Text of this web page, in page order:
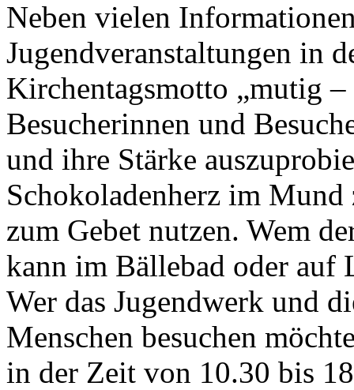
Neben vielen
Jugendveranstaltungen in
Kirchentagsmotto „mutig
Besucherinnen und
und ihre Stärke
Schokoladenherz im Mund
zum Gebet nutzen. Wem
kann im Bällebad oder auf
Wer das Jugendwerk und
Menschen besuchen
in der Zeit von 10.30 bis